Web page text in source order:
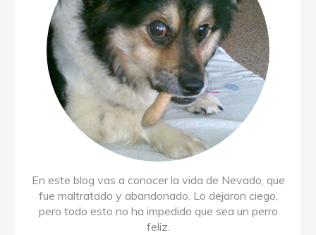
En este blog vas a conocer la vida de Nevado, que
fue maltratado y abandonado. Lo dejaron ciego,
pero todo esto no ha impedido que sea un perro
feliz.